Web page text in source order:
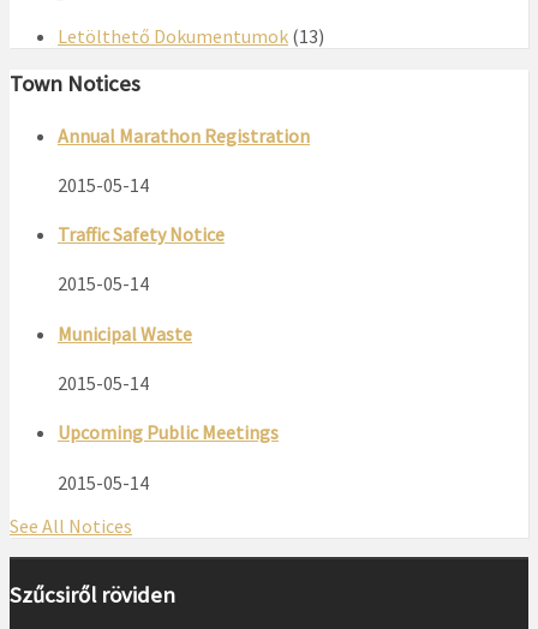
Letölthető Dokumentumok (13)
Town Notices
Annual Marathon Registration
2015-05-14
Traffic Safety Notice
2015-05-14
Municipal Waste
2015-05-14
Upcoming Public Meetings
2015-05-14
See All Notices
Szűcsiről röviden